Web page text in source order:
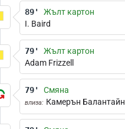
89'
Жълт картон
I. Baird
79'
Жълт картон
Adam Frizzell
79' Смяна
влиза: Камерън Балантайн